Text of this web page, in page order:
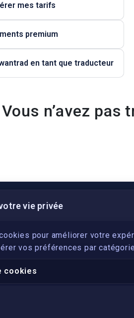
mes tarifs
premium
en tant que traducteur
Vous n’avez pas
vie privée
pour améliorer votre
vos préférences par
cookies